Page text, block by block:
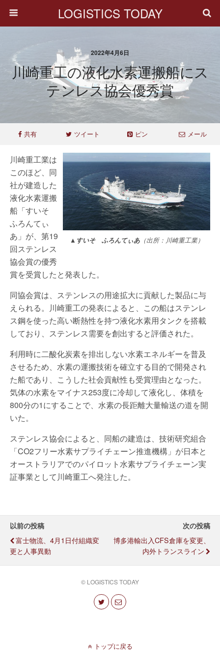
LOGISTICS TODAY
2022年4月6日
川崎重工の液化水素運搬船にス
テンレス協会優秀賞
共有 ツイート ピン メール
▲すいそ ふろんてぃあ（出所：川崎重工業）
川崎重工業は
このほど、同
社が建造した
液化水素運搬
船「すいそ
ふろんてぃ
あ」が、第19
回ステンレス
協会賞の優秀
賞を受賞したと発表した。
同協会賞は、ステンレスの用途拡大に貢献した製品に与
えられる。川崎重工の発表によると、この船はステンレ
ス鋼を使った高い断熱性を持つ液化水素用タンクを搭載
しており、ステンレス需要を創出すると評価された。
利用時に二酸化炭素を排出しない水素エネルギーを普及
させるため、水素の運搬技術を確立する目的で開発され
た船であり、こうした社会貢献性も受賞理由となった。
気体の水素をマイナス253度に冷却して液化し、体積を
800分の1にすることで、水素の長距離大量輸送の道を開
いた。
ステンレス協会によると、同船の建造は、技術研究組合
「CO2フリー水素サプライチェーン推進機構」が日本と
オーストラリアでのパイロット水素サプライチェーン実
証事業として川崎重工へ発注した。
以前の投稿
富士物流、4月1日付組織変
更と人事異動
次の投稿
博多港輸出入CFS倉庫を変更、
内外トランスライン
© LOGISTICS TODAY
トップに戻る